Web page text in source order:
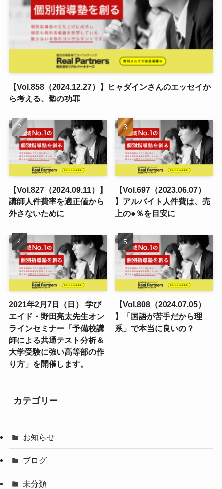
【Vol.858（2024.12.27）】ヒャダインさんのエッセイか
ら考える、塾の功罪
【Vol.827（2024.09.11）】
講師人件費率を適正値から
外さないために
【Vol.697（2023.06.07）
】アルバイト人件費は、売
上の●％を目安に
2021年2月7日（日） 学び
エイド・野田亮太先生オン
ラインセミナー「予備校講
師による共通テスト分析＆
大学受験に強い高等部の作
り方」を開催します。
【Vol.808（2024.07.05）
】「国語が苦手だから理
系」で本当に良いの？
カテゴリー
お知らせ
ブログ
未分類